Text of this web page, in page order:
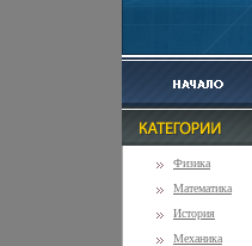
Физика
Математика
История
Механика